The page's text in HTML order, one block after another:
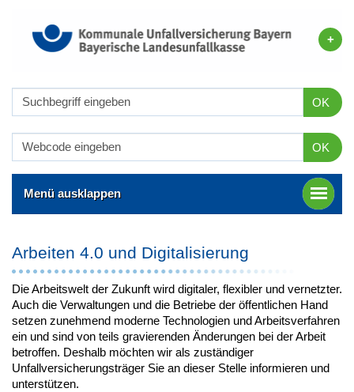
OK
OK
Menü ausklappen
Arbeiten 4.0 und Digitalisierung
Die Arbeitswelt der Zukunft wird digitaler, flexibler und vernetzter.
Auch die Verwaltungen und die Betriebe der öffentlichen Hand
setzen zunehmend moderne Technologien und Arbeitsverfahren
ein und sind von teils gravierenden Änderungen bei der Arbeit
betroffen. Deshalb möchten wir als zuständiger
Unfallversicherungsträger Sie an dieser Stelle informieren und
unterstützen.